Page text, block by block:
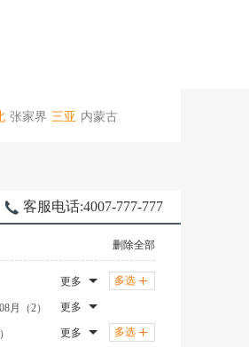
张家界 三亚 内蒙古
客服电话:4007-777-777
删除全部
更多 多选
08月（2）
更多
更多 多选